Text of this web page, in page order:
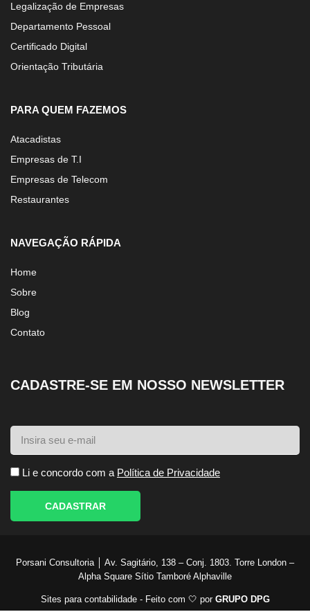
Legalização de Empresas
Departamento Pessoal
Certificado Digital
Orientação Tributária
PARA QUEM FAZEMOS
Atacadistas
Empresas de T.I
Empresas de Telecom
Restaurantes
NAVEGAÇÃO RÁPIDA
Home
Sobre
Blog
Contato
CADASTRE-SE EM NOSSO NEWSLETTER
Li e concordo com a Política de Privacidade
CADASTRAR
Porsani Consultoria │ Av. Sagitário, 138 – Conj. 1803. Torre London –
Alpha Square Sítio Tamboré Alphaville
Sites para contabilidade - Feito com 🤍 por GRUPO DPG